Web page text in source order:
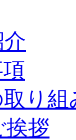
り組
挨拶